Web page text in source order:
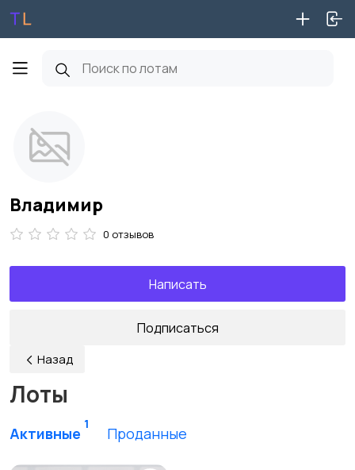
Владимир
0 отзывов
Написать
Подписаться
Назад
Лоты
Активные
1
Проданные